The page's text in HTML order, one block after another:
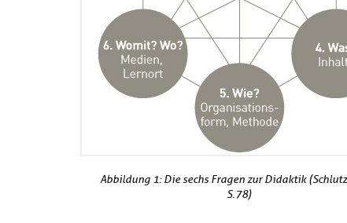
Abbildung 1: Die sechs Fragen zur Didaktik
S. 78)